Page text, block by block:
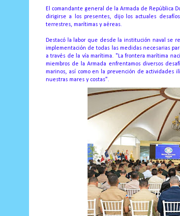
El comandante general de la Armada de República
dirigirse a los presentes, dijo los actuales
terrestres, marítimas y aéreas.
Destacó la labor que desde la institución naval se
implementación de todas las medidas necesarias
a través de la vía marítima. "La frontera marítima
miembros de la Armada enfrentamos diversos
marinos, así como en la prevención de actividades
nuestras mares y costas".